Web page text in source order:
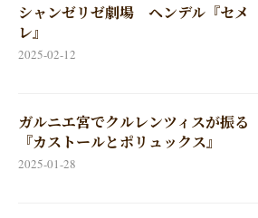
シャンゼリゼ劇場 ヘンデル『セメ
レ』
2025-02-12
ガルニエ宮でクルレンツィスが振る
『カストールとポリュックス』
2025-01-28